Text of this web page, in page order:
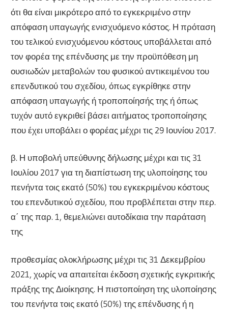
ότι θα είναι μικρότερο από το εγκεκριμένο στην
απόφαση υπαγωγής ενισχυόμενο κόστος. Η πρόταση
του τελικού ενισχυόμενου κόστους υποβάλλεται από
τον φορέα της επένδυσης με την προϋπόθεση μη
ουσιωδών μεταβολών του φυσικού αντικειμένου του
επενδυτικού του σχεδίου, όπως εγκρίθηκε στην
απόφαση υπαγωγής ή τροποποίησής της ή όπως
τυχόν αυτό εγκριθεί βάσει αιτήματος τροποποίησης
που έχει υποβάλει ο φορέας μέχρι τις 29 Ιουνίου 2017.
β. Η υποβολή υπεύθυνης δήλωσης μέχρι και τις 31
Ιουλίου 2017 για τη διαπίστωση της υλοποίησης του
πενήντα τοις εκατό (50%) του εγκεκριμένου κόστους
του επενδυτικού σχεδίου, που προβλέπεται στην περ.
α΄ της παρ. 1, θεμελιώνει αυτοδίκαια την παράταση
της
προθεσμίας ολοκλήρωσης μέχρι τις 31 Δεκεμβρίου
2021, χωρίς να απαιτείται έκδοση σχετικής εγκριτικής
πράξης της Διοίκησης. Η πιστοποίηση της υλοποίησης
του πενήντα τοις εκατό (50%) της επένδυσης ή η